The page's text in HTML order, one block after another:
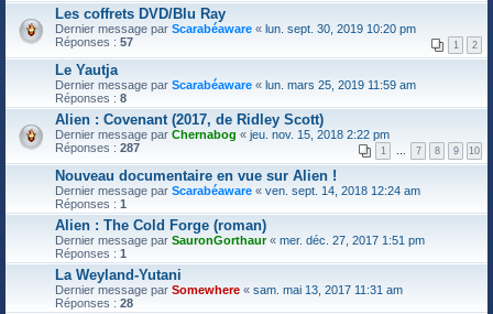
Les coffrets DVD/Blu Ray
Dernier message par Scarabéaware « lun. sept. 30, 2019 10:20 pm
Réponses : 57 1 2
Le Yautja
Dernier message par Scarabéaware « lun. mars 25, 2019 11:59 am
Réponses : 8
Alien : Covenant (2017, de Ridley Scott)
Dernier message par Chernabog « jeu. nov. 15, 2018 2:22 pm
Réponses : 287 1 7 8 9 10
Nouveau documentaire en vue sur Alien !
Dernier message par Scarabéaware « ven. sept. 14, 2018 12:24 am
Réponses : 1
Alien : The Cold Forge (roman)
Dernier message par SauronGorthaur« mer. déc. 27, 2017 1:51 pm
Réponses : 1
La Weyland-Yutani
Dernier message par Somewhere « sam. mai 13, 2017 11:31 am
Réponses : 28